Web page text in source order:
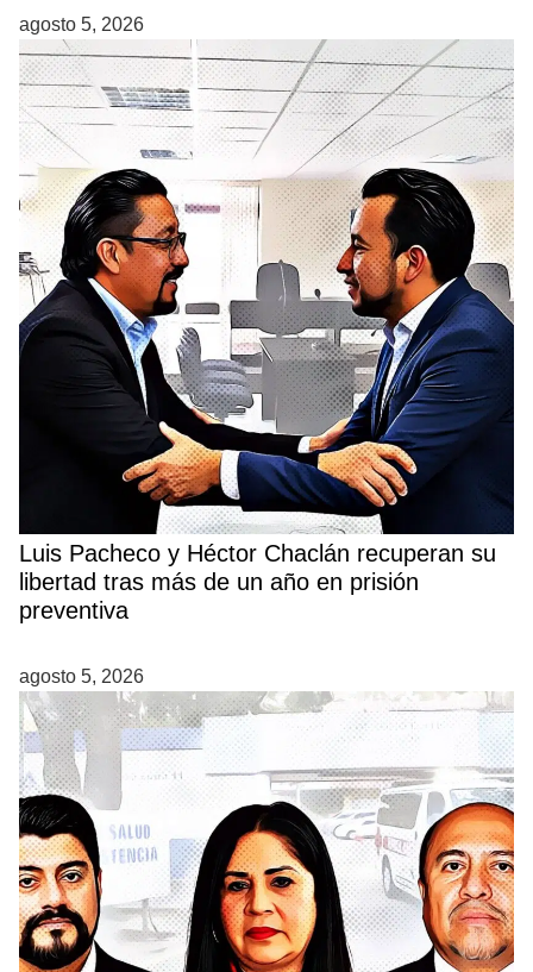
agosto 5, 2026
Luis Pacheco y Héctor Chaclán recuperan su
libertad tras más de un año en prisión
preventiva
agosto 5, 2026